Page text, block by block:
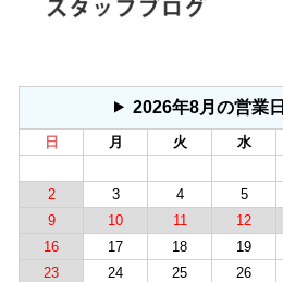
2026年8月の営業
日 月 火 水
2
3 4 5
9
10 11 12
16
17 18 19
23
24 25 26